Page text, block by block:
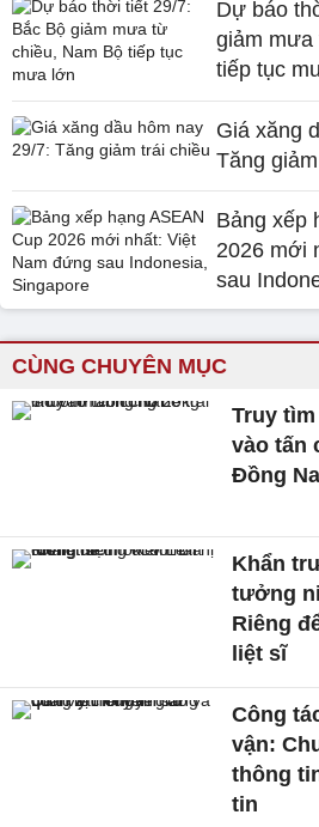
Dự báo
giảm mưa
tiếp tục
Giá xăng
Tăng
Bảng xếp
2026 mới
sau
CÙNG CHUYÊN MỤC
Truy
vào tấn
Đồng
Khẩn
tưởng
Riêng
liệt sĩ
Công
vận:
thông
tin